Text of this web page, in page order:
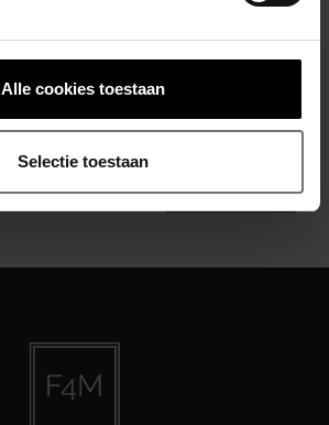
Alle cookies toestaan
Selectie toestaan
Abonneer